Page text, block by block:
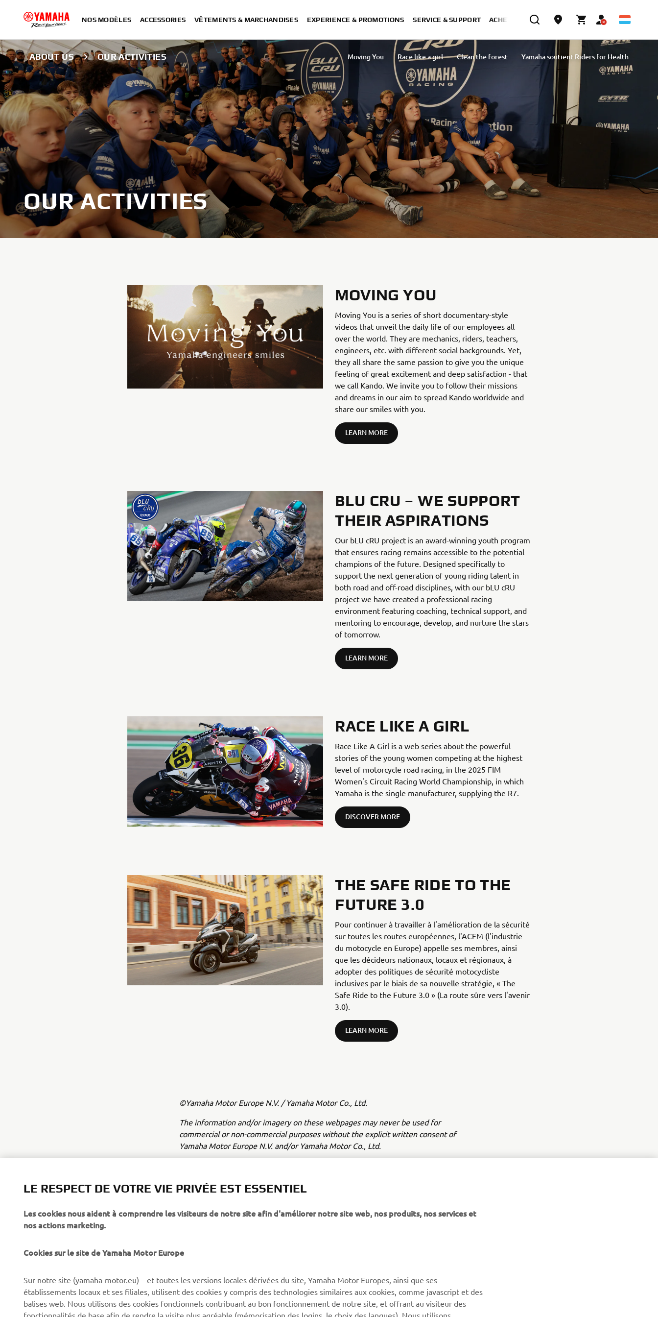
NOS MODÈLES ACCESSORIES VÊTEMENTS & MARCHANDISES EXPERIENCE & PROMOTIONS SERVICE & SUPPORT ACHETER MAINTENANT
ABOUT US OUR ACTIVITIES Moving You Race like a girl Clean the forest Yamaha soutient Riders for Health
OUR ACTIVITIES
MOVING YOU
Moving You is a series of short documentary-style
videos that unveil the daily life of our employees all
over the world. They are mechanics, riders, teachers,
engineers, etc. with different social backgrounds. Yet,
they all share the same passion to give you the unique
feeling of great excitement and deep satisfaction - that
we call Kando. We invite you to follow their missions
and dreams in our aim to spread Kando worldwide and
share our smiles with you.
LEARN MORE
BLU CRU – WE SUPPORT
THEIR ASPIRATIONS
Our bLU cRU project is an award-winning youth program
that ensures racing remains accessible to the potential
champions of the future. Designed specifically to
support the next generation of young riding talent in
both road and off-road disciplines, with our bLU cRU
project we have created a professional racing
environment featuring coaching, technical support, and
mentoring to encourage, develop, and nurture the stars
of tomorrow.
LEARN MORE
RACE LIKE A GIRL
Race Like A Girl is a web series about the powerful
stories of the young women competing at the highest
level of motorcycle road racing, in the 2025 FIM
Women's Circuit Racing World Championship, in which
Yamaha is the single manufacturer, supplying the R7.
DISCOVER MORE
THE SAFE RIDE TO THE
FUTURE 3.0
Pour continuer à travailler à l'amélioration de la sécurité
sur toutes les routes européennes, l'ACEM (l'industrie
du motocycle en Europe) appelle ses membres, ainsi
que les décideurs nationaux, locaux et régionaux, à
adopter des politiques de sécurité motocycliste
inclusives par le biais de sa nouvelle stratégie, « The
Safe Ride to the Future 3.0 » (La route sûre vers l'avenir
3.0).
LEARN MORE
©Yamaha Motor Europe N.V. / Yamaha Motor Co., Ltd.
The information and/or imagery on these webpages may never be used for
commercial or non-commercial purposes without the explicit written consent of
Yamaha Motor Europe N.V. and/or Yamaha Motor Co., Ltd.
CORPORATE
Découvrez Yamaha
BUSINESS
Systèmes pour vélos
électriques (VAE) Yamaha
MyYamaha
Yamaha Music
Catalogue des pièces
Réserver un entretien
événements spéciaux, les nouveautés et bien plus encore
LE RESPECT DE VOTRE VIE PRIVÉE EST ESSENTIEL
Les cookies nous aident à comprendre les visiteurs de notre site afin d'améliorer notre site web, nos produits, nos services et
nos actions marketing.
Cookies sur le site de Yamaha Motor Europe
Sur notre site (yamaha-motor.eu) – et toutes les versions locales dérivées du site, Yamaha Motor Europes, ainsi que ses
établissements locaux et ses filiales, utilisent des cookies y compris des technologies similaires aux cookies, comme javascript et des
balises web. Nous utilisons des cookies fonctionnels contribuant au bon fonctionnement de notre site, et offrant au visiteur des
fonctionnalités de base afin de rendre la visite plus agréable (mémorisation des logins, le choix des langues). Nous utilisons